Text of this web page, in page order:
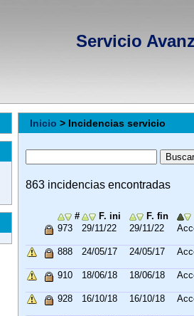
Servicio
Inicio > Incidencias servicio
863 incidencias encontradas
# F. ini F. fin
973
29/11/22 29/11/22
888 24/05/17 24/05/17
910 18/06/18 18/06/18
928 16/10/18 16/10/18